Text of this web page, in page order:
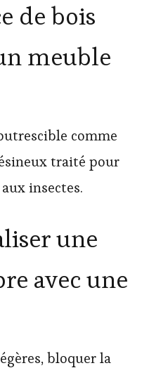
de bois
meuble
comme
traité pour
insectes.
une
avec une
bloquer la